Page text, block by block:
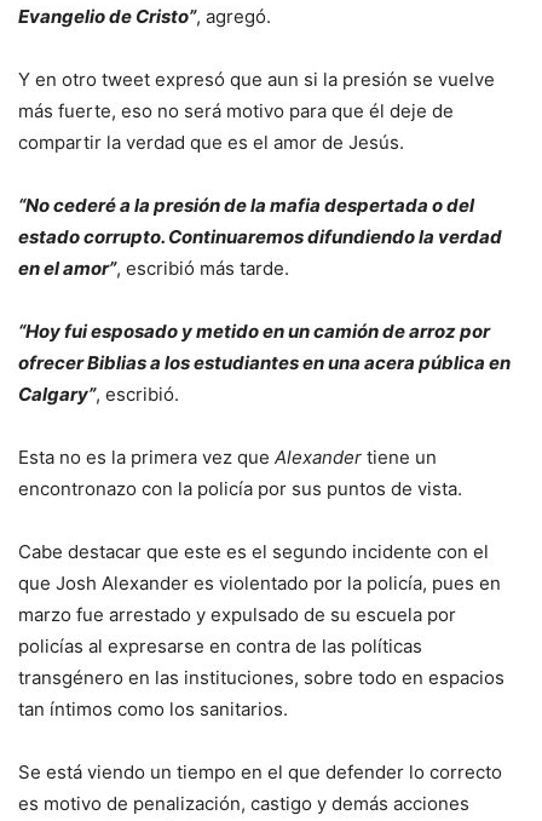
Evangelio de Cristo”, agregó.
Y en otro tweet expresó que aun si la presión se vuelve
más fuerte, eso no será motivo para que él deje de
compartir la verdad que es el amor de Jesús.
“No cederé a la presión de la mafia despertada o del
estado corrupto. Continuaremos difundiendo la verdad
en el amor”, escribió más tarde.
“Hoy fui esposado y metido en un camión de arroz por
ofrecer Biblias a los estudiantes en una acera pública en
Calgary”, escribió.
Esta no es la primera vez que Alexander tiene un
encontronazo con la policía por sus puntos de vista.
Cabe destacar que este es el segundo incidente con el
que Josh Alexander es violentado por la policía, pues en
marzo fue arrestado y expulsado de su escuela por
policías al expresarse en contra de las políticas
transgénero en las instituciones, sobre todo en espacios
tan íntimos como los sanitarios.
Se está viendo un tiempo en el que defender lo correcto
es motivo de penalización, castigo y demás acciones